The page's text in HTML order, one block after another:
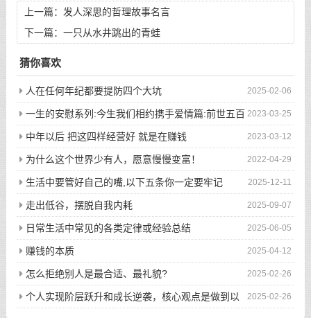
上一篇： 发人深思的哲理故事名言
下一篇： 一只从水井跳出的青蛙
猜你喜欢
2025-02-06
人在任何年纪都要提防四个大坑
2023-03-25
一生的安慰系列:今生我们相约携手爱情篇:前世五百
次的回眸才换来今生的相遇
2023-03-12
中年以后 把这四样经营好 就是在赚钱
2022-04-29
为什么这个世界少有人，愿意慢慢变富！
2025-12-11
生活中要管好自己的嘴,以下五条你一定要牢记
2025-09-07
走出低谷，摆脱自我内耗
2025-06-05
日常生活中常见的各类定律或经验总结
2025-04-12
赚钱的本质
2025-02-26
怎么拒绝别人是最合适、最礼貌?
2025-02-26
个人实现阶层跃升和成长逆袭，核心观点是做到以